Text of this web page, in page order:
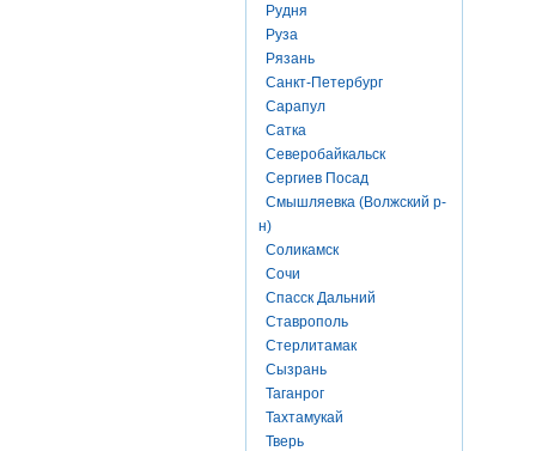
Рудня
Руза
Рязань
Санкт-Петербург
Сарапул
Сатка
Северобайкальск
Сергиев Посад
Смышляевка (Волжский р-
н)
Соликамск
Сочи
Спасск Дальний
Ставрополь
Стерлитамак
Сызрань
Таганрог
Тахтамукай
Тверь